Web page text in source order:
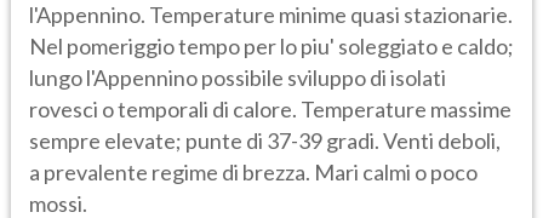
l'Appennino. Temperature minime quasi stazionarie.
Nel pomeriggio tempo per lo piu' soleggiato e caldo;
lungo l'Appennino possibile sviluppo di isolati
rovesci o temporali di calore. Temperature massime
sempre elevate; punte di 37-39 gradi. Venti deboli,
a prevalente regime di brezza. Mari calmi o poco
mossi.